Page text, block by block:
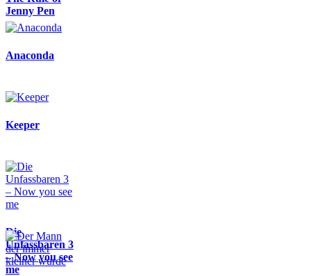
Jenny Pen
Anaconda
Keeper
Die
Unfassbaren 3
– Now you see
me